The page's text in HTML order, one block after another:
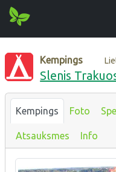
Kempings
Slenis
Kempings Foto
Atsauksmes Info